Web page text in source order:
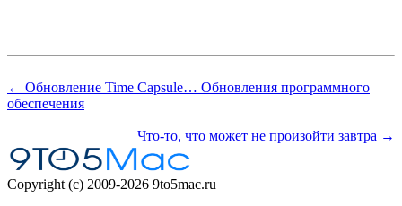
← Обновление Time Capsule… Обновления программного
обеспечения
Что-то, что может не произойти завтра →
Copyright (c) 2009-2026 9to5mac.ru